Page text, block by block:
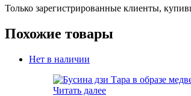
Только зарегистрированные клиенты,
Похожие товары
Нет в наличии
Читать далее